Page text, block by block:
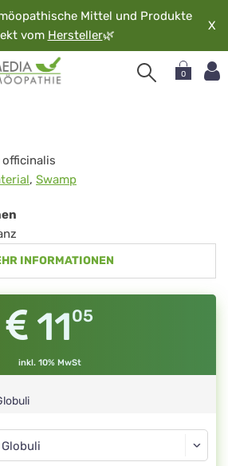
Mittel und Produkte
vom Hersteller🌿
X
0
officinalis
, Swamp
INFORMATIONEN
1105
inkl. 10% MwSt